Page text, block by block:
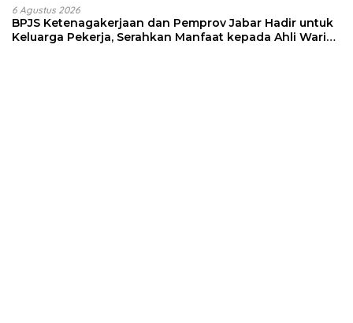
6 Agustus 2026
BPJS Ketenagakerjaan dan Pemprov Jabar Hadir untuk
Keluarga Pekerja, Serahkan Manfaat kepada Ahli Waris